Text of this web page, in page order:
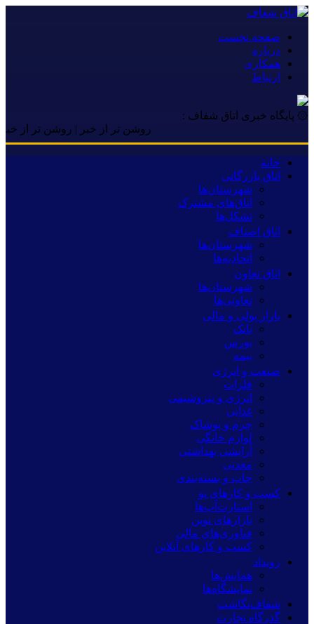
صفحه نخست
درباره
همکاری
ارتباط
۞ پایگاه خبری اتاق شفاف :
روشن تر از خبر | روشن تر از خبر |
خانه
اتاق بازرگانی
شهرستان‌ها
اتاق‌های مشترک
تشکل‌ها
اتاق اصناف
شهرستان‌ها
اتحادیه‌ها
اتاق تعاون
شهرستان‌ها
تعاونی‌ها
بازار پولی و مالی
بانک
بورس
بیمه
صنعت و انرژی
فلزات
انرژی و پتروشیمی
غذایی
چرم و پوشاک
لوازم خانگی
آرایشی بهداشتی
معدنی
چاپ و بسته‌بندی
کسب و کارهای نو
استارت‌آپ‌ها
بازارهای نوین
فناوری‌های مالی
کسب و کارهای آنلاین
رویداد
همایش‌ها
نمایشگاه‌ها
شفاف‌نگاشت
گذرگاه تجارت